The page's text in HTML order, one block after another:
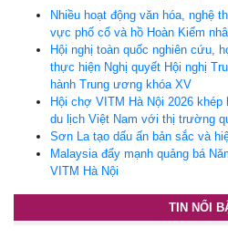
Nhiều hoạt động văn hóa, nghệ
vực phố cổ và hồ Hoàn Kiếm
Hội nghị toàn quốc nghiên cứu,
thực hiện Nghị quyết Hội nghị
hành Trung ương khóa XV
Hội chợ VITM Hà Nội 2026
du lịch Việt Nam với thị trường
Sơn La tạo dấu ấn bản sắc và
Malaysia đẩy mạnh quảng bá
VITM Hà Nội
TIN NỔI